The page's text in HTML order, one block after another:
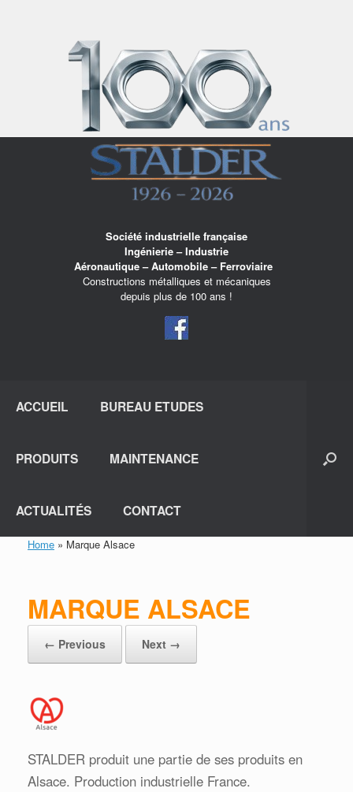
Société industrielle française
Ingénierie – Industrie
Aéronautique – Automobile – Ferroviaire
Constructions métalliques et mécaniques
depuis plus de 100 ans !
ACCUEIL BUREAU ETUDES
PRODUITS MAINTENANCE
ACTUALITÉS CONTACT
Home » Marque Alsace
MARQUE ALSACE
← Previous Next →
STALDER produit une partie de ses produits en
Alsace. Production industrielle France.